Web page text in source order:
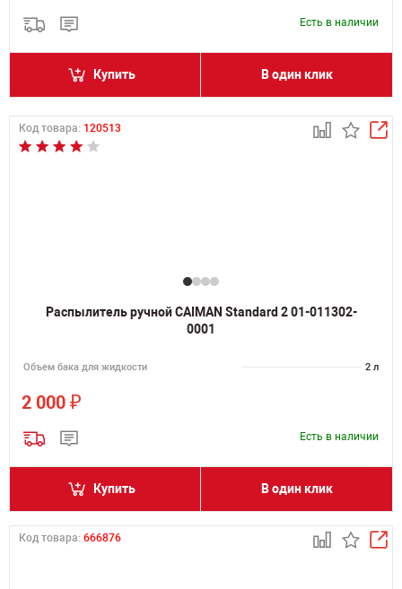
Есть в наличии
Купить В один клик
Код товара: 120513
Распылитель ручной CAIMAN Standard 2 01-011302-
0001
Объем бака для жидкости 2 л
2 000 ₽
Есть в наличии
Купить В один клик
Код товара: 666876